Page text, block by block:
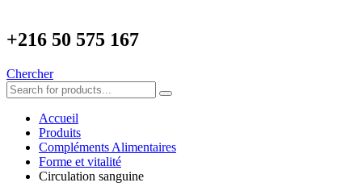
+216 50 575 167
Chercher
Accueil
Produits
Compléments Alimentaires
Forme et vitalité
Circulation sanguine